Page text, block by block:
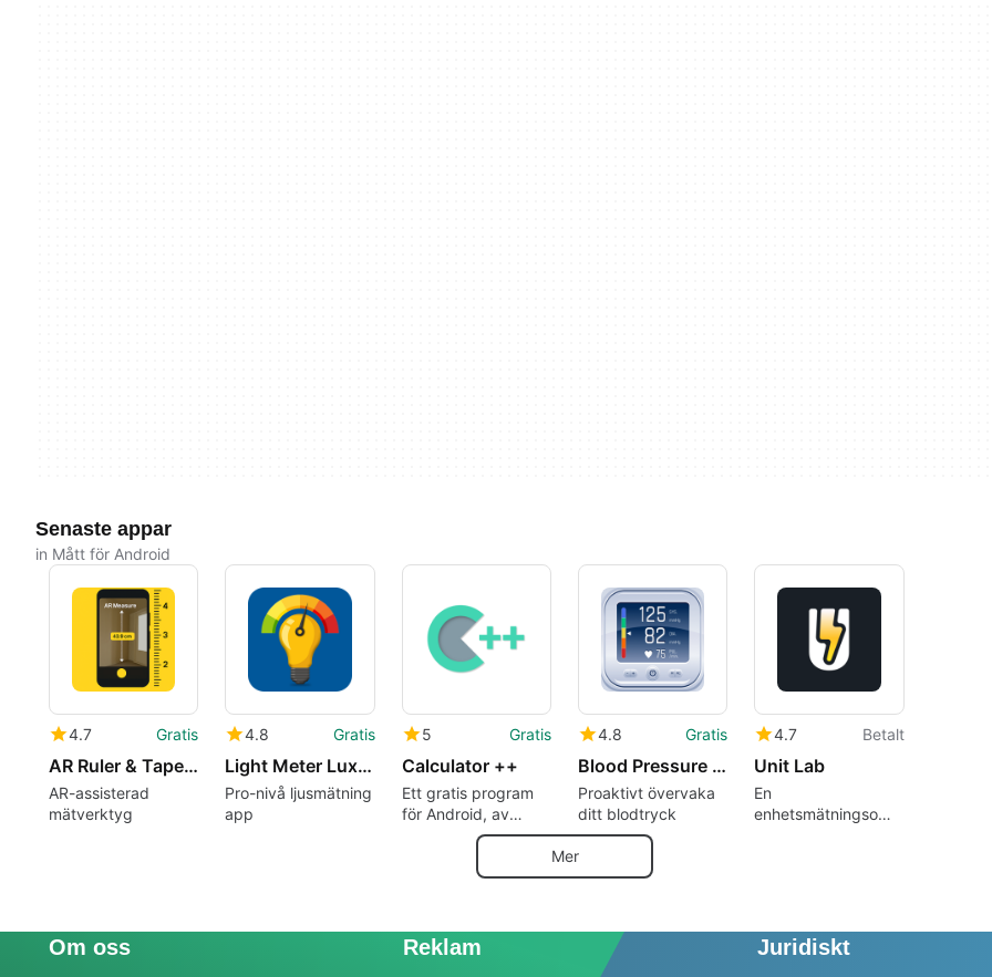
Senaste appar
in Mått för Android
4.7 Gratis
AR Ruler & Tape Measure App
AR-assisterad
mätverktyg
4.8 Gratis
Light Meter Lux Meter
Pro-nivå ljusmätning
app
5 Gratis
Calculator ++
Ett gratis program
för Android, av
Sergey Solovyev.
4.8 Gratis
Blood Pressure Tracker & Info
Proaktivt övervaka
ditt blodtryck
4.7 Betalt
Unit Lab
En
enhetsmätningsomvandlings-
Mer
Om oss Reklam Juridiskt